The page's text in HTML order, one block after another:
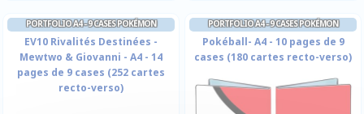
PORTFOLIO A4 - 9 CASES POKÉMON
EV10 Rivalités Destinées -
Mewtwo & Giovanni - A4 - 14
pages de 9 cases (252 cartes
recto-verso)
PORTFOLIO A4 - 9 CASES POKÉMON
Pokéball- A4 - 10 pages de 9
cases (180 cartes recto-verso)